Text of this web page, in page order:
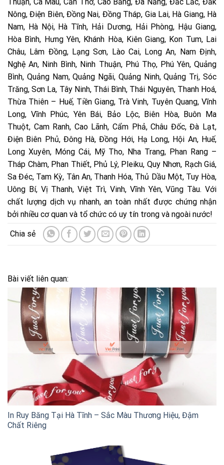
Thuận, Cà Mau, Cần Thơ, Cao Bằng, Đà Nẵng, Đắc Lắc, Đắk
Nông, Điện Biên, Đồng Nai, Đồng Tháp, Gia Lai, Hà Giang, Hà
Nam, Hà Nội, Hà Tĩnh, Hải Dương, Hải Phòng, Hậu Giang,
Hòa Bình, Hưng Yên, Khánh Hòa, Kiên Giang, Kon Tum, Lai
Châu, Lâm Đồng, Lạng Sơn, Lào Cai, Long An, Nam Định,
Nghệ An, Ninh Bình, Ninh Thuận, Phú Thọ, Phú Yên, Quảng
Bình, Quảng Nam, Quảng Ngãi, Quảng Ninh, Quảng Trị, Sóc
Trăng, Sơn La, Tây Ninh, Thái Bình, Thái Nguyên, Thanh Hoá,
Thừa Thiên – Huế, Tiền Giang, Trà Vinh, Tuyên Quang, Vĩnh
Long, Vĩnh Phúc, Yên Bái, Bảo Lộc, Biên Hòa, Buôn Ma
Thuột, Cam Ranh, Cao Lãnh, Cẩm Phả, Châu Đốc, Đà Lạt,
Điện Biên Phủ, Đông Hà, Đồng Hới, Hạ Long, Hội An, Huế,
Long Xuyên, Móng Cái, Mỹ Tho, Nha Trang, Phan Rang –
Tháp Chàm, Phan Thiết, Phủ Lý, Pleiku, Quy Nhơn, Rạch Giá,
Sa Đéc, Tam Kỳ, Tân An, Thanh Hóa, Thủ Dầu Một, Tuy Hòa,
Uông Bí, Vị Thanh, Việt Trì, Vinh, Vĩnh Yên, Vũng Tàu. Với
chất lượng dịch vụ nhanh, an toàn nhất được chứng nhận
bởi nhiều cơ quan và tổ chức có uy tín trong và ngoài nước!
Bài viết liên quan:
In Ruy Băng Tại Hà Tĩnh – Sắc Màu Thương Hiệu, Đậm
Chất Riêng